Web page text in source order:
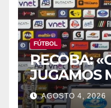
FÚTBOL
RECOBA:
JUGAMOS
AGOSTO 4, 2026